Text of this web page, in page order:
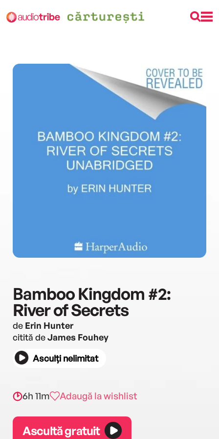
Bamboo Kingdom #2:
River of Secrets
de Erin Hunter
citită deJames Fouhey
Asculți nelimitat
6h 11m Adaugă la wishlist
Ascultă gratuit